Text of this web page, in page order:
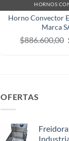
HORNOS
Horno Convector
Marca
$886.600,00
OFERTAS